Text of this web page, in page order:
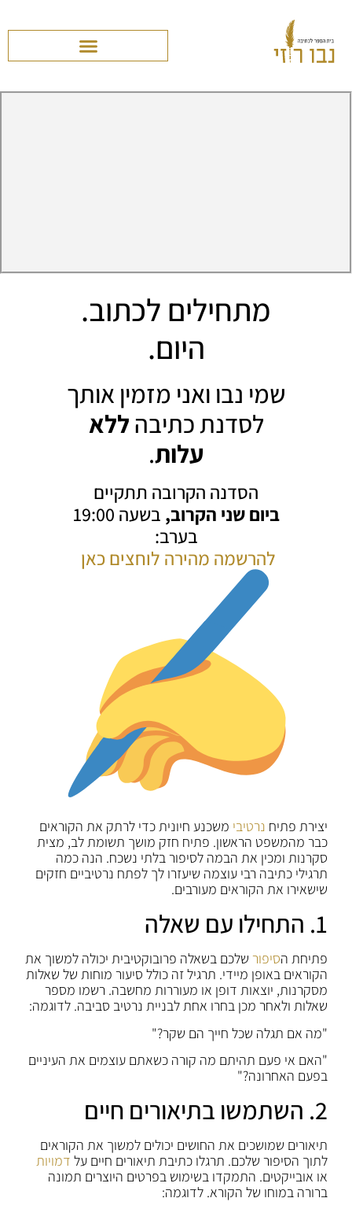
מתחילים לכתוב.
היום.
שמי נבו ואני מזמין אותך
לסדנת כתיבהללא
עלות.
הסדנה הקרובה תתקיים
ביום שני הקרוב,
בשעה 19:00
בערב:
להרשמה מהירה לוחצים כאן
יצירת פתיח נרטיבי משכנע חיונית כדי לרתק את הקוראים
כבר מהמשפט הראשון. פתיח חזק מושך תשומת לב, מצית
סקרנות ומכין את הבמה לסיפור בלתי נשכח. הנה כמה
תרגילי כתיבה רבי עוצמה שיעזרו לך לפתח נרטיביים חזקים
שישאירו את הקוראים מעורבים.
1. התחילו עם שאלה
פתיחת הסיפור שלכם בשאלה פרובוקטיבית יכולה למשוך את
הקוראים באופן מיידי. תרגיל זה כולל סיעור מוחות של שאלות
מסקרנות, יוצאות דופן או מעוררות מחשבה. רשמו מספר
שאלות ולאחר מכן בחרו אחת לבניית נרטיב סביבה. לדוגמה:
"מה אם תגלה שכל חייך הם שקר?"
"האם אי פעם תהיתם מה קורה כשאתם עוצמים את העיניים
בפעם האחרונה?"
2. השתמשו בתיאורים חיים
תיאורים שמושכים את החושים יכולים למשוך את הקוראים
לתוך הסיפור שלכם. תרגלו כתיבת תיאורים חיים על דמויות
או אובייקטים. התמקדו בשימוש בפרטים היוצרים תמונה
ברורה במוחו של הקורא. לדוגמה: